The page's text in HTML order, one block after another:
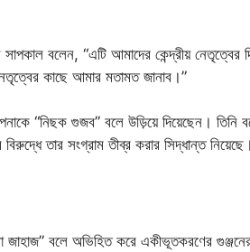
সাপকাল বলেন, “এটি আমাদের কেন্দ্রীয়
কাছে আমার মতামত জানাব।”
“নিছক গুজব” বলে উড়িয়ে দিয়েছেন। তিনি
তার সংগ্রাম তীব্র করার সিদ্ধান্ত নিয়েছে।
জাহাজ” বলে অভিহিত করে একীভূতকরণের